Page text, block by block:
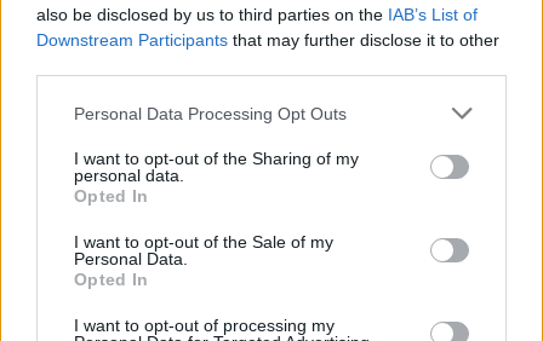
also be disclosed by us to third parties on the IAB’s List of
Downstream Participants that may further disclose it to other
Please note that this website/app uses one or more Google
not limited to your visit or usage behaviour. You may click to
grant or deny consent to Google and its third-party tags to
use your data for below specified purposes in below Google
consent section.
Personal Data Processing Opt Outs
I want to opt-out of the Sharing of my
personal data.
Opted In
I want to opt-out of the Sale of my
Personal Data.
Opted In
I want to opt-out of processing my
Eventi in Gallura, da Jovanotti alla zuppa
gallurese: gli appuntamenti da non perdere
Lettini e arredi abusivi sulla spiaggia libera,
sequestri a Olbia e Arzachena
È morto Francesco Guccini, il maestro che
rifiutò la Costa Smeralda